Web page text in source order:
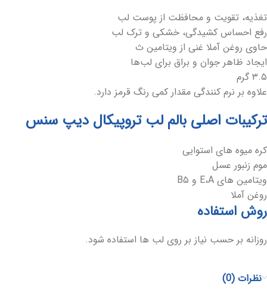
تغذیه، تقویت و محافظت از پوست لب
رفع احساس کشیدگی، خشکی و ترک لب
حاوی روغن آملا غنی از ویتامین ث
ایجاد ظاهر جوان و براق برای لب‌ها
۳.۵ گرم
علاوه بر نرم کنندگی مقدار کمی رنگ قرمز دارد.
ترکیبات اصلی بالم لب تروپیکال دیپ سنس
کره میوه های استوایی
موم زنبور عسل
ویتامین های E،A و B۵
روغن آملا
روش استفاده
روزانه بر حسب نیاز بر روی لب ها استفاده شود.
نظرات (0)